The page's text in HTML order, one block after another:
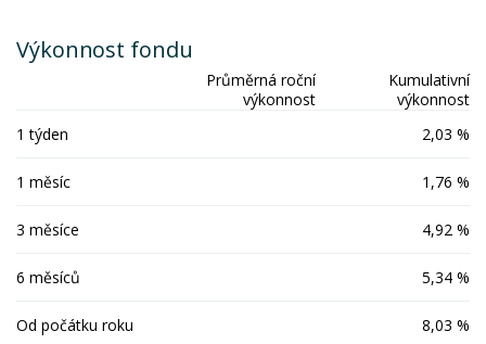
Výkonnost fondu
Průměrná roční
výkonnost
Kumulativní
výkonnost
1 týden
2,03 %
1 měsíc 1,76 %
3 měsíce 4,92 %
6 měsíců 5,34 %
Od počátku roku 8,03 %